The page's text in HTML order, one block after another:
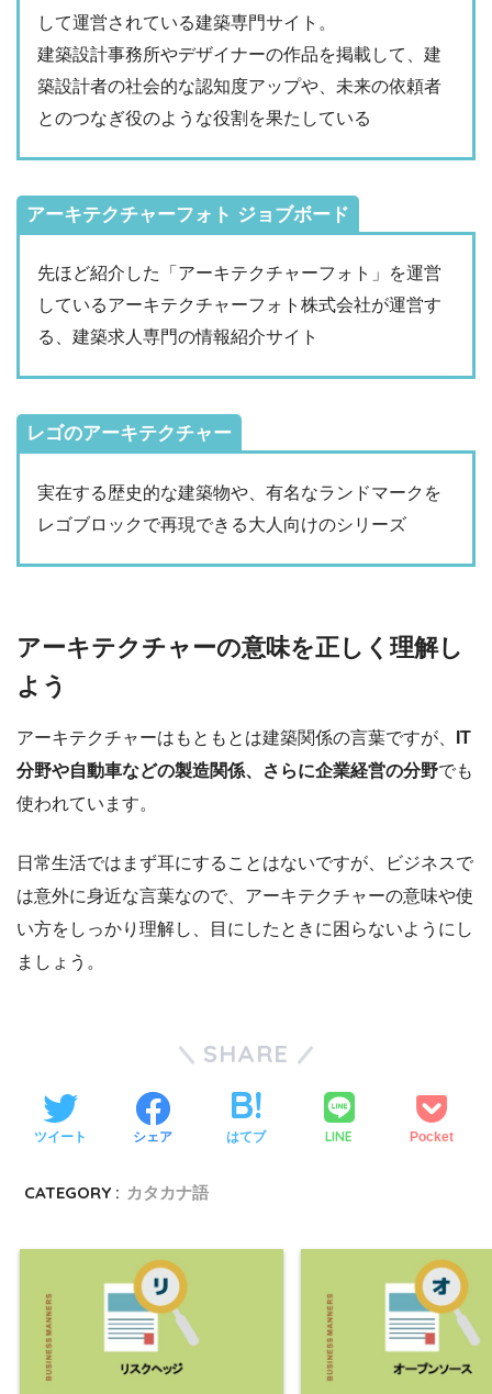
して運営されている建築専門サイト。
建築設計事務所やデザイナーの作品を掲載して、建
築設計者の社会的な認知度アップや、未来の依頼者
とのつなぎ役のような役割を果たしている
アーキテクチャーフォト ジョブボード
先ほど紹介した「アーキテクチャーフォト」を運営
しているアーキテクチャーフォト株式会社が運営す
る、建築求人専門の情報紹介サイト
レゴのアーキテクチャー
実在する歴史的な建築物や、有名なランドマークを
レゴブロックで再現できる大人向けのシリーズ
アーキテクチャーの意味を正しく理解し
よう
アーキテクチャーはもともとは建築関係の言葉ですが、
IT
分野や自動車などの製造関係、さらに企業経営の分野でも
使われています。
日常生活ではまず耳にすることはないですが、ビジネスで
は意外に身近な言葉なので、アーキテクチャーの意味や使
い方をしっかり理解し、目にしたときに困らないようにし
ましょう。
SHARE
ツイート シェア はてブ LINE Pocket
CATEGORY : カタカナ語